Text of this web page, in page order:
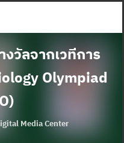
วัลจากเวทีการ
Olympiad
Media Center